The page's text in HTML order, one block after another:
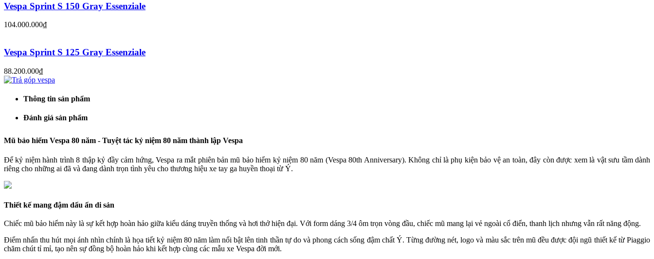
Vespa Sprint S 150 Gray Essenziale
104.000.000₫
Vespa Sprint S 125 Gray Essenziale
88.200.000₫
Thông tin sản phẩm
Đánh giá sản phẩm
Mũ bảo hiểm Vespa 80 năm - Tuyệt tác kỷ niệm 80 năm thành lập Vespa
Để kỷ niệm hành trình 8 thập kỷ đầy cảm hứng, Vespa ra mắt phiên bản mũ bảo hiểm kỷ niệm 80 năm (Vespa 80th Anniversary). Không chỉ là phụ kiện bảo vệ an toàn, đây còn được xem là vật sưu tầm dành
riêng cho những ai đã và đang dành trọn tình yêu cho thương hiệu xe tay ga huyền thoại từ Ý.
Thiết kế mang đậm dấu ấn di sản
Chiếc mũ bảo hiểm này là sự kết hợp hoàn hảo giữa kiểu dáng truyền thống và hơi thở hiện đại. Với form dáng 3/4 ôm trọn vòng đầu, chiếc mũ mang lại vẻ ngoài cổ điển, thanh lịch nhưng vẫn rất năng động.
Điểm nhấn thu hút mọi ánh nhìn chính là họa tiết kỷ niệm 80 năm làm nổi bật lên tinh thần tự do và phong cách sống đậm chất Ý. Từng đường nét, logo và màu sắc trên mũ đều được đội ngũ thiết kế từ Piaggio
chăm chút tỉ mỉ, tạo nên sự đồng bộ hoàn hảo khi kết hợp cùng các mẫu xe Vespa đời mới.